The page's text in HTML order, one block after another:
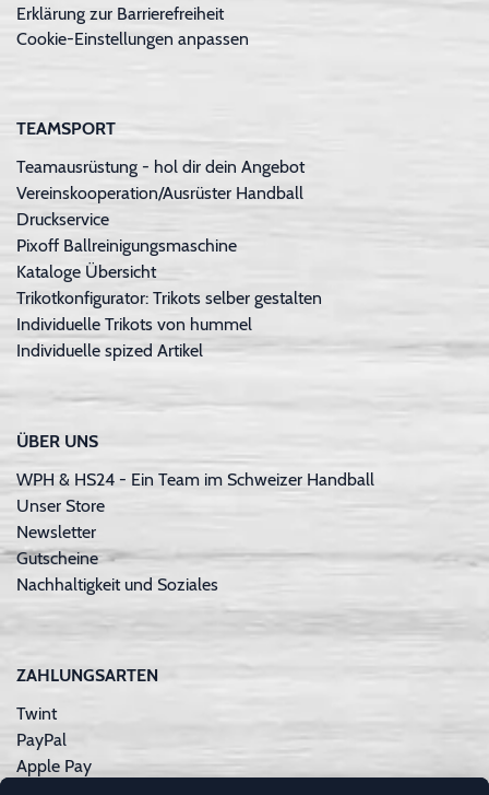
Erklärung zur Barrierefreiheit
Cookie-Einstellungen anpassen
TEAMSPORT
Teamausrüstung - hol dir dein Angebot
Vereinskooperation/Ausrüster Handball
Druckservice
Pixoff Ballreinigungsmaschine
Kataloge Übersicht
Trikotkonfigurator: Trikots selber gestalten
Individuelle Trikots von hummel
Individuelle spized Artikel
ÜBER UNS
WPH & HS24 - Ein Team im Schweizer Handball
Unser Store
Newsletter
Gutscheine
Nachhaltigkeit und Soziales
ZAHLUNGSARTEN
Twint
PayPal
Apple Pay